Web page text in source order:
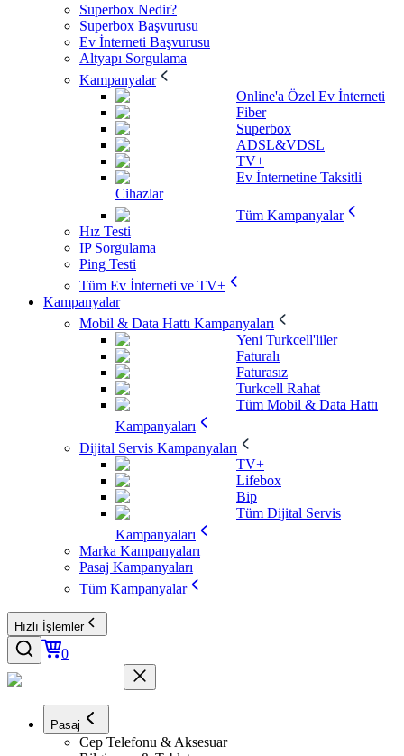
Superbox Nedir?
Superbox Başvurusu
Ev İnterneti Başvurusu
Altyapı Sorgulama
Kampanyalar
Online'a Özel Ev İnterneti
Fiber
Superbox
ADSL&VDSL
TV+
Ev İnternetine Taksitli
Cihazlar
Tüm Kampanyalar
Hız Testi
IP Sorgulama
Ping Testi
Tüm Ev İnterneti ve TV+
Kampanyalar
Mobil & Data Hattı Kampanyaları
Yeni Turkcell'liler
Faturalı
Faturasız
Turkcell Rahat
Tüm Mobil & Data Hattı
Kampanyaları
Dijital Servis Kampanyaları
TV+
Lifebox
Bip
Tüm Dijital Servis
Kampanyaları
Marka Kampanyaları
Pasaj Kampanyaları
Tüm Kampanyalar
Hızlı İşlemler
0
Pasaj
Cep Telefonu & Aksesuar